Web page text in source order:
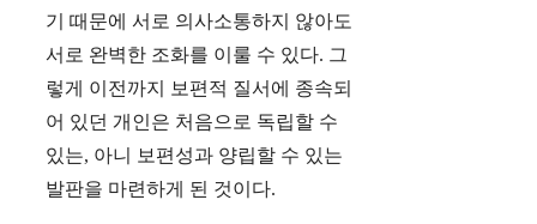
기 때문에 서로 의사소통하지 않아도
서로 완벽한 조화를 이룰 수 있다. 그
렇게 이전까지 보편적 질서에 종속되
어 있던 개인은 처음으로 독립할 수
있는, 아니 보편성과 양립할 수 있는
발판을 마련하게 된 것이다.